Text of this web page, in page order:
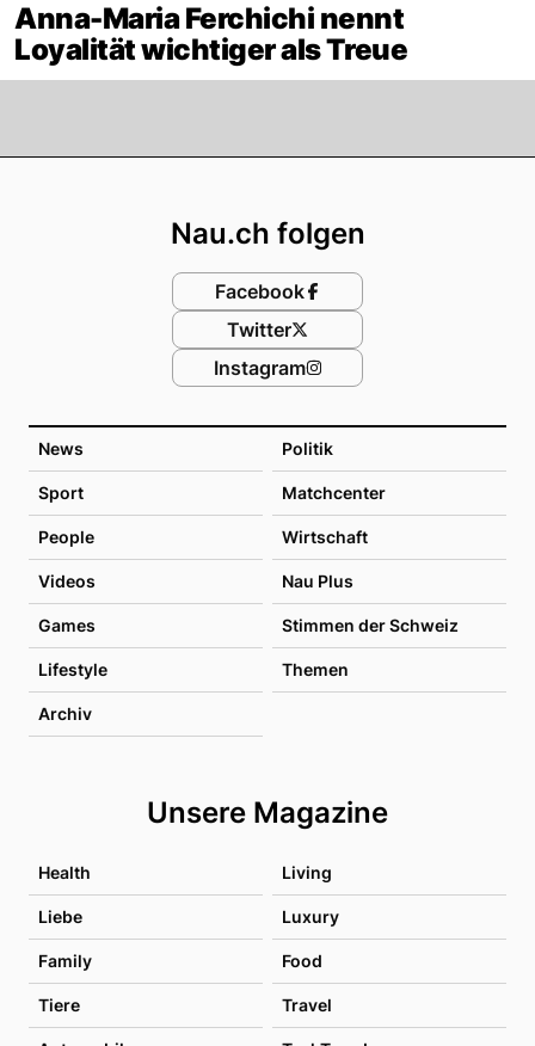
Anna-Maria Ferchichi nennt
Loyalität wichtiger als Treue
News Politik
Sport Matchcenter
People Wirtschaft
Videos Nau Plus
Games Stimmen der Schweiz
Lifestyle Themen
Archiv
Unsere Magazine
Health Living
Liebe Luxury
Family Food
Tiere Travel
Nau.ch folgen
Facebook
Twitter
Instagram